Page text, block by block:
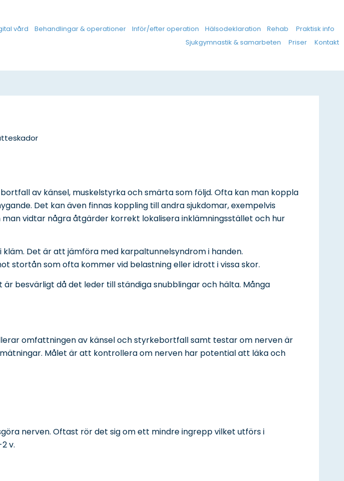
vård Behandlingar & operationer Inför/efter operation Hälsodeklaration Rehab
Praktisk info
Sjukgymnastik & samarbeten
Priser Kontakt
av känsel, muskelstyrka och smärta som följd. Ofta kan man koppla
Det kan även finnas koppling till andra sjukdomar, exempelvis
vidtar några åtgärder korrekt lokalisera inklämningsstället och hur
Det är att jämföra med karpaltunnelsyndrom i handen.
stortån som ofta kommer vid belastning eller idrott i vissa skor.
besvärligt då det leder till ständiga snubblingar och hälta. Många
omfattningen av känsel och styrkebortfall samt testar om nerven är
Målet är att kontrollera om nerven har potential att läka och
nerven. Oftast rör det sig om ett mindre ingrepp vilket utförs i
v.